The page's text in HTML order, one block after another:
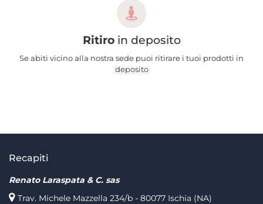
Ritiroin deposito
Se abiti vicino alla nostra sede puoi ritirare i tuoi prodotti in
deposito
Recapiti
Renato Laraspata & C. sas
Trav. Michele Mazzella 234/b - 80077 Ischia (NA)